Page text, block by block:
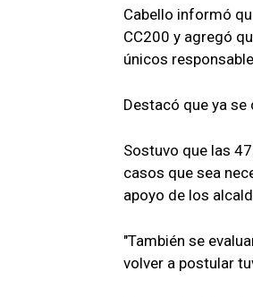
Cabello informó
CC200 y agregó
únicos
Destacó que ya
Sostuvo que las
casos que sea
apoyo de los
"También se
volver a postular